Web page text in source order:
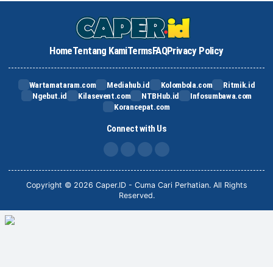
HomeTentang KamiTermsFAQPrivacy Policy
Wartamataram.com Mediahub.id Kolombola.com
Ritmik.id
Ngebut.id
Kilasevent.com NTBHub.id
Infosumbawa.com
Korancepat.com
Connect with Us
FB IG TikTok
Copyright © 2026 Caper.ID - Cuma Cari Perhatian. All Rights
Reserved.